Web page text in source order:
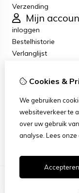
Verzending
Mijn
inloggen
Bestelhistorie
Verlanglijst
Retourneren
Sitemap
Klachten
Klantenservice
Cookies &
We gebruiken
websiteverkeer te
over uw gebruik
analyse. Lees
Accepteren